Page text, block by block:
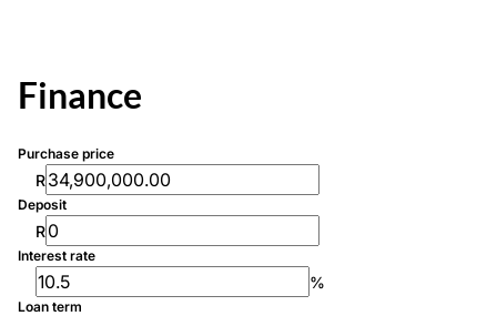
Finance
Purchase price
R
Deposit
R
Interest rate
%
Loan term